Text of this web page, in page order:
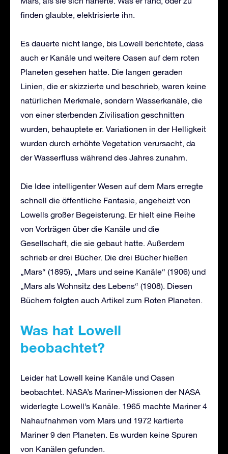
finden glaubte, elektrisierte ihn.
Es dauerte nicht lange, bis Lowell berichtete, dass
auch er Kanäle und weitere Oasen auf dem roten
Planeten gesehen hatte. Die langen geraden
Linien, die er skizzierte und beschrieb, waren keine
natürlichen Merkmale, sondern Wasserkanäle, die
von einer sterbenden Zivilisation geschnitten
wurden, behauptete er. Variationen in der Helligkeit
wurden durch erhöhte Vegetation verursacht, da
der Wasserfluss während des Jahres zunahm.
Die Idee intelligenter Wesen auf dem Mars erregte
schnell die öffentliche Fantasie, angeheizt von
Lowells großer Begeisterung. Er hielt eine Reihe
von Vorträgen über die Kanäle und die
Gesellschaft, die sie gebaut hatte. Außerdem
schrieb er drei Bücher. Die drei Bücher hießen
„Mars“ (1895), „Mars und seine Kanäle“ (1906) und
„Mars als Wohnsitz des Lebens“ (1908). Diesen
Büchern folgten auch Artikel zum Roten Planeten.
Was hat Lowell
beobachtet?
Leider hat Lowell keine Kanäle und Oasen
beobachtet. NASA’s Mariner-Missionen der NASA
widerlegte Lowell’s Kanäle. 1965 machte Mariner 4
Nahaufnahmen vom Mars und 1972 kartierte
Mariner 9 den Planeten. Es wurden keine Spuren
von Kanälen gefunden.